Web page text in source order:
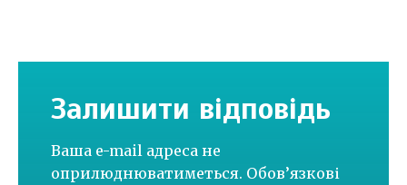
Залишити відповідь
Ваша e-mail адреса не
оприлюднюватиметься. Обов’язкові